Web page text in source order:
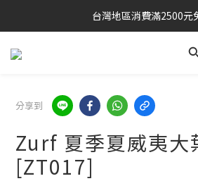
台灣地區消費滿2500元
分享到
Zurf 夏季夏威夷大
[ZT017]